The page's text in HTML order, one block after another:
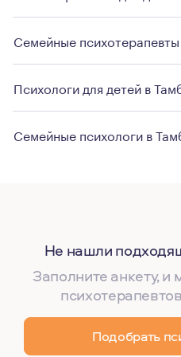
Семейные
Психологи для детей в
Семейные психологи в
Не нашли
Заполните анкету,
Подобрать